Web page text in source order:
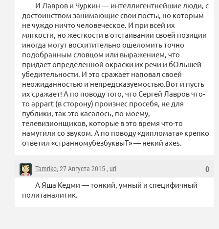
И Лавров и Чуркин — интеллигентнейшие люди, с
достоинством занимающие свои посты, но которым
не чуждо ничто человеческое. И при всей их
мягкости, но жесткости в отстаивании своей позиции
иногда могут восхитительно ошеломить точно
подобранным словцом или выражением, что
придает определенной окраски их речи и бОльшей
убедительности. И это сражает наповал своей
неожиданностью и непредсказуемостью.Вот и пусть
их сражает! А по поводу того, что Сергей Лавров что-
то appart (в сторону) произнес просебя, не для
публики, так это касалось, по-моему,
телевизионщиков, которые в это время что-то
намутили со звуком. А по поводу «дипломата» крепко
ответил «странномубезбуквыТ» — некий axes.
0
Tamriko, 27 Августа 2015 , url
А Яша Кедми — тонкий, умный и специфичный
политаналитик.